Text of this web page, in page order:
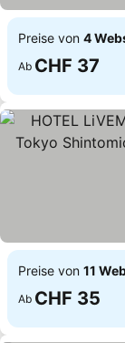
Preise von 4
Ab CHF 37
Preise von 11
Ab CHF 35